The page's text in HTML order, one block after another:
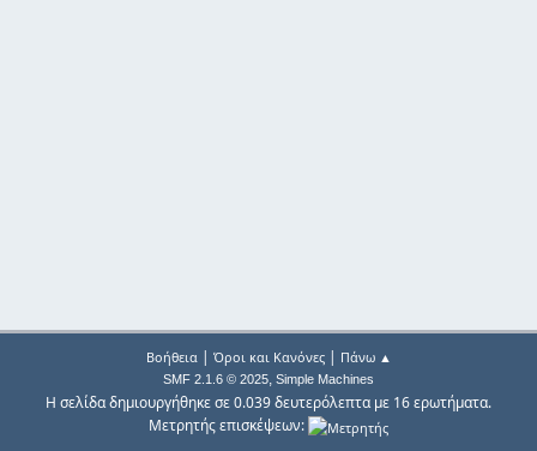
Βοήθεια| Όροι και Κανόνες| Πάνω ▲
SMF 2.1.6 © 2025, Simple Machines
Η σελίδα δημιουργήθηκε σε 0.039 δευτερόλεπτα με 16 ερωτήματα.
Μετρητής επισκέψεων: